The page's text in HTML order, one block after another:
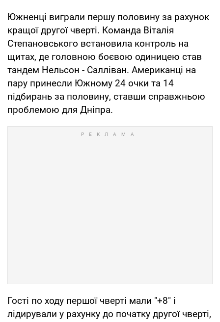
Южненці виграли першу половину за рахунок
кращої другої чверті. Команда Віталія
Степановського встановила контроль на
щитах, де головною боєвою одиницею став
тандем Нельсон - Салліван. Американці на
пару принесли Южному 24 очки та 14
підбирань за половину, ставши справжньою
проблемою для Дніпра.
Гості по ходу першої чверті мали "+8" і
лідирували у рахунку до початку другої чверті,